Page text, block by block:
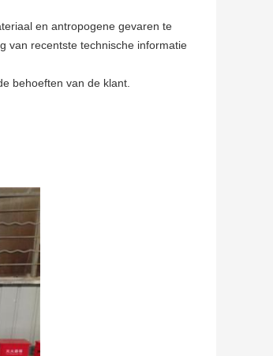
en antropogene gevaren te
van recentste technische informatie
behoeften van de klant.